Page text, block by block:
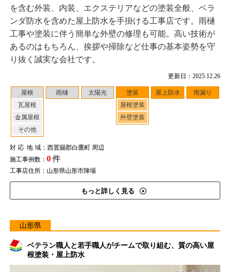
更新日：2025.12.26
屋根
瓦屋根
金属屋根
その他
雨樋 太陽光
塗装
屋根塗装
外壁塗装
屋上防水 雨漏り
対応地域：西置賜郡白鷹町 周辺
施工事例数： 0件
工事店住所：山形県山形市陣場
もっと詳しく見る
を含む外装、内装、エクステリアなどの塗装全般、ベラ
ンダ防水を含めた屋上防水を手掛ける工事店です。雨樋
工事や塗装に伴う簡単な外壁の修理も可能。高い技術が
あるのはもちろん、挨拶や掃除など仕事の基本姿勢を守
り抜く誠実な会社です。
山形県
ベテラン職人と若手職人がチームで取り組む、質の高い屋
根塗装・屋上防水